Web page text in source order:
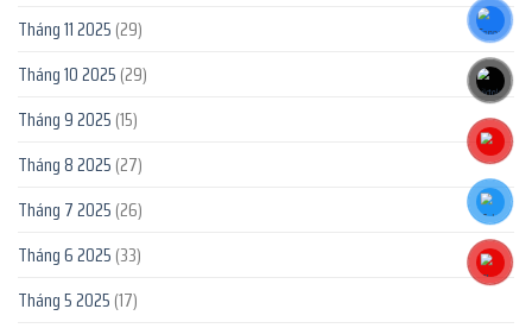
Tháng 11 2025 (29)
Tháng 10 2025 (29)
Tháng 9 2025 (15)
Tháng 8 2025 (27)
Tháng 7 2025 (26)
Tháng 6 2025 (33)
Tháng 5 2025 (17)